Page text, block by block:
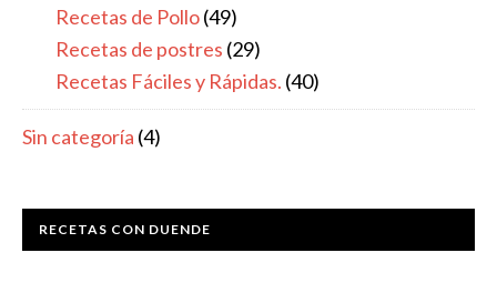
Recetas de Pollo(49)
Recetas de postres (29)
Recetas Fáciles y Rápidas. (40)
Sin categoría (4)
RECETAS CON DUENDE